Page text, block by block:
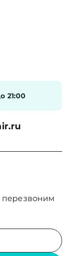
21:00
перезвоним